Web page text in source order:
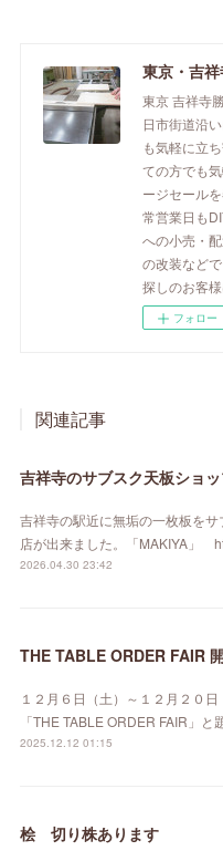
東京 吉祥寺
日市街道沿
も気軽に立
ての方でも
ージセール
常営業日も
への小売・
の改装など
探しのお客様
フォロー
関連記事
吉祥寺のサブスク天板ショ
吉祥寺の駅近に無垢の一枚板を
店が出来ました。「MAKIYA」
2026.04.30 23:42
THE TABLE ORDER FAIR
１２月６日（土）～１２月２０日
「THE TABLE ORDER FAIR」と
2025.12.12 01:15
桧 切り株あります